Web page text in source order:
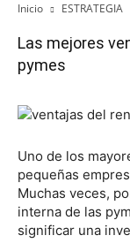
Inicio ESTRATEGIA
Las mejores
pymes
Uno de los
pequeñas
Muchas veces,
interna de las
significar una